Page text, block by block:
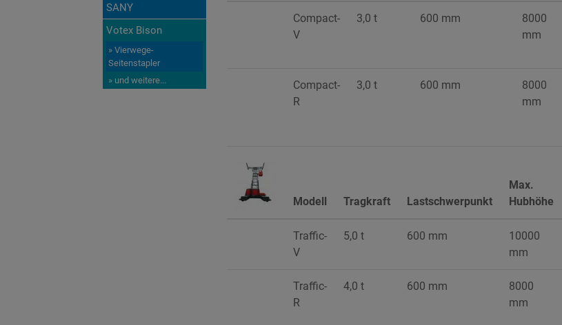
SANY
Votex Bison
» Vierwege-
Seitenstapler
» und weitere...
Compact-
V
3,0 t 600 mm
8000
mm
Compact-
R
3,0 t 600 mm
8000
mm
Modell Tragkraft Lastschwerpunkt
Max.
Hubhöhe
Traffic-
V
5,0 t 600 mm
10000
mm
Traffic-
R
4,0 t 600 mm
8000
mm